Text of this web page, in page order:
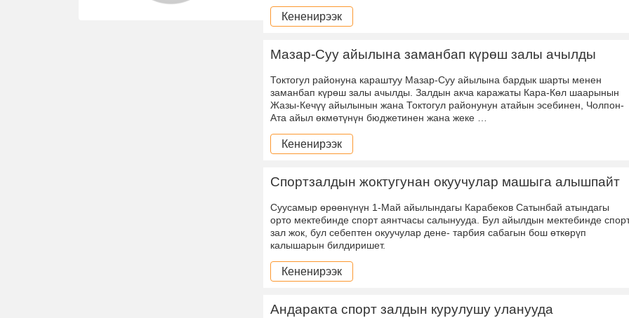
Кененирээк
Мазар-Суу айылына заманбап күрөш залы ачылды
Токтогул районуна караштуу Мазар-Суу айылына бардык шарты менен
заманбап күрөш залы ачылды. Залдын акча каражаты Кара-Көл шаарынын
Жазы-Кечүү айылынын жана Токтогул районунун атайын эсебинен, Чолпон-
Ата айыл өкмөтүнүн бюджетинен жана жеке …
Кененирээк
Спортзалдын жоктугунан окуучулар машыга алышпайт
Суусамыр ɵрɵɵнүнүн 1-Май айылындагы Карабеков Сатынбай атындагы
орто мектебинде спорт аянтчасы салынууда. Бул айылдын мектебинде
зал жок, бул себептен окуучулар дене- тарбия сабагын бош ɵткɵрүп
калышарын билдиришет.
Кененирээк
Андаракта спорт залдын курулушу уланууда